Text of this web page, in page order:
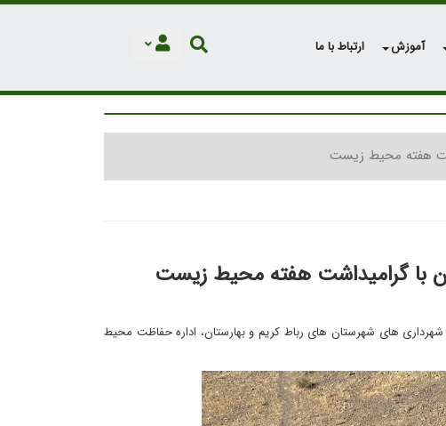
آموزش ارتباط با ما
هفته محیط زیست
با گرامیداشت هفته محیط زیست
های شهرستان های رباط کریم و بهارستان، اداره حفاظت محیط